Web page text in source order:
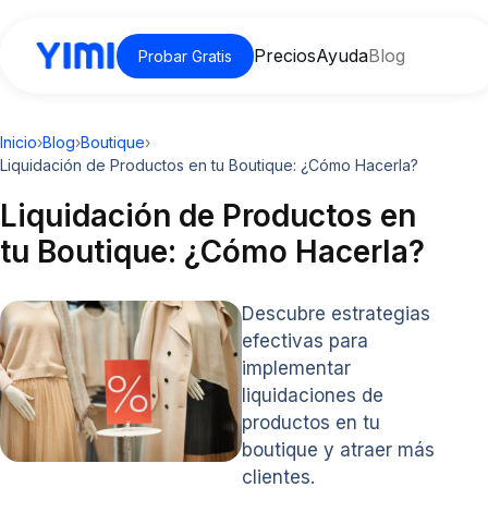
Probar Gratis PreciosAyudaBlog
Inicio›Blog›Boutique›
Liquidación de Productos en tu Boutique: ¿Cómo Hacerla?
Liquidación de Productos en
tu Boutique: ¿Cómo Hacerla?
Descubre estrategias
efectivas para
implementar
liquidaciones de
productos en tu
boutique y atraer más
clientes.